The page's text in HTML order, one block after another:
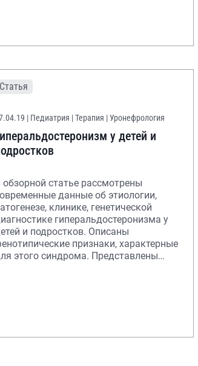
Статья
| Педиатрия | Терапия | Уронефрология
у детей и
обзорной статье рассмотрены
данные об этиологии,
клинике, генетической
гиперальдостеронизма у
и подростков. Описаны
признаки, характерные
этого синдрома. Представлены